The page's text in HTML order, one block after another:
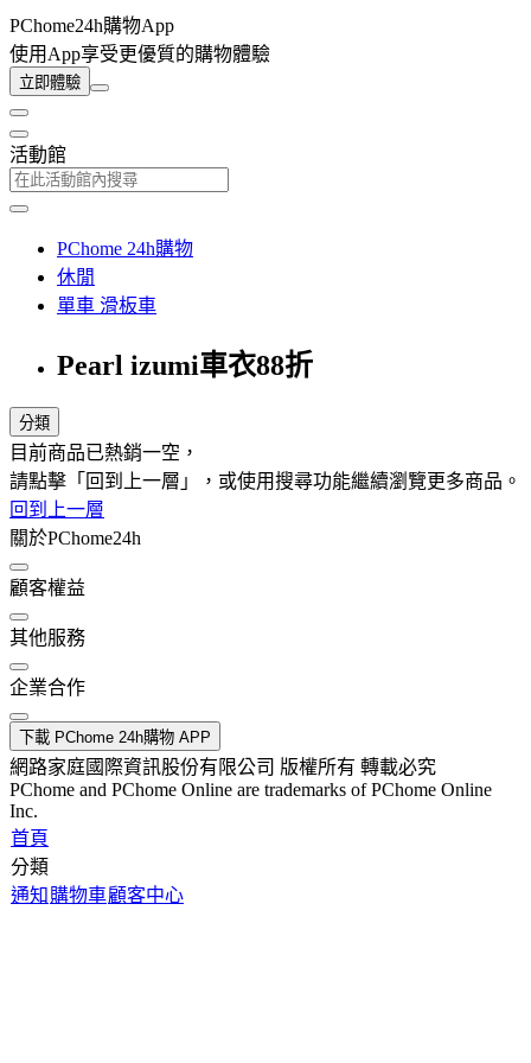
PChome24h購物App
使用App享受更優質的購物體驗
立即體驗
活動館
PChome 24h購物
休閒
單車 滑板車
Pearl izumi車衣88折
分類
目前商品已熱銷一空，
請點擊「回到上一層」，或使用搜尋功能繼續瀏覽更多商品。
回到上一層
關於PChome24h
顧客權益
其他服務
企業合作
下載 PChome 24h購物 APP
網路家庭國際資訊股份有限公司 版權所有 轉載必究
PChome and PChome Online are trademarks of PChome Online
Inc.
首頁
分類
通知 購物車顧客中心